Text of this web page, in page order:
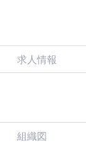
求人情報
組織図